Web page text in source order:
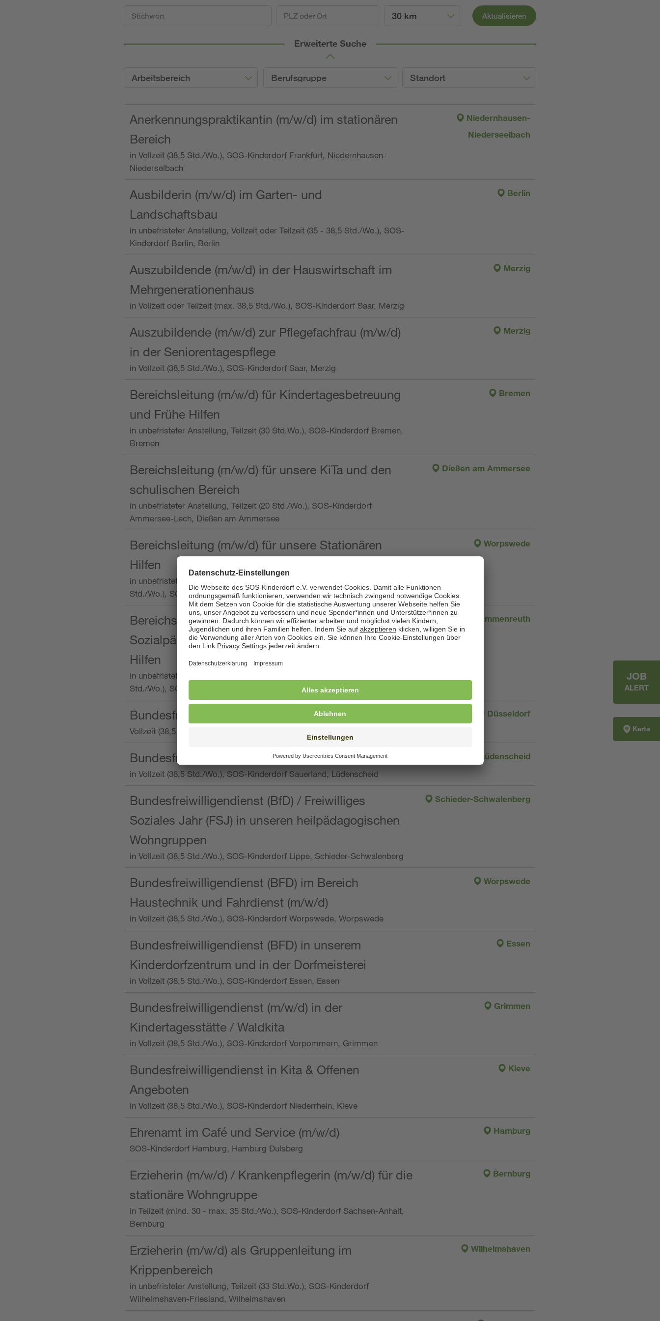
30 km Aktualisieren
Erweiterte Suche
Arbeitsbereich Berufsgruppe Standort
Anerkennungspraktikantin (m/w/d) im stationären
Bereich
in Vollzeit (38,5 Std./Wo.), SOS-Kinderdorf Frankfurt, Niedernhausen-
Niederselbach
Niedernhausen-
Niederseelbach
Ausbilderin (m/w/d) im Garten- und
Landschaftsbau
in unbefristeter Anstellung, Vollzeit oder Teilzeit (35 - 38,5 Std./Wo.), SOS-
Kinderdorf Berlin, Berlin
Berlin
Auszubildende (m/w/d) in der Hauswirtschaft im
Mehrgenerationenhaus
in Vollzeit oder Teilzeit (max. 38,5 Std./Wo.), SOS-Kinderdorf Saar, Merzig
Merzig
Auszubildende (m/w/d) zur Pflegefachfrau (m/w/d)
in der Seniorentagespflege
in Vollzeit (38,5 Std./Wo.), SOS-Kinderdorf Saar, Merzig
Merzig
Bereichsleitung (m/w/d) für Kindertagesbetreuung
und Frühe Hilfen
in unbefristeter Anstellung, Teilzeit (30 Std.Wo.), SOS-Kinderdorf Bremen,
Bremen
Bremen
Bereichsleitung (m/w/d) für unsere KiTa und den
schulischen Bereich
in unbefristeter Anstellung, Teilzeit (20 Std./Wo.), SOS-Kinderdorf
Ammersee-Lech, Dießen am Ammersee
Dießen am Ammersee
Bereichsleitung (m/w/d) für unsere Stationären
Hilfen
in unbefristeter Anstellung, Vollzeit oder Teilzeit (mind. 30 - max. 38,5
Std./Wo.), SOS-Kinderdorf Worpswede,
Worpswede
Bereichsleitung mit der Qualifikation als
Sozialpädagogin (m/w/d) und die Ambulanten
Hilfen
in unbefristeter Anstellung, Vollzeit oder Teilzeit (min. 34 bis max. 38,5
Std./Wo.), SOS-Kinderdorf Oberpfalz, Immenreuth
Immenreuth
Bundesfreiwilligendienst
Vollzeit (38,5 Stunden pro Woche), SOS-Kinderdorf Düsseldorf
Düsseldorf
Bundesfreiwilligendienst
in Vollzeit (38,5 Std./Wo.), SOS-Kinderdorf Sauerland, Lüdenscheid
Lüdenscheid
Bundesfreiwilligendienst (BfD) / Freiwilliges
Soziales Jahr (FSJ) in unseren heilpädagogischen
Wohngruppen
in Vollzeit (38,5 Std./Wo.), SOS-Kinderdorf Lippe, Schieder-Schwalenberg
Schieder-Schwalenberg
Bundesfreiwilligendienst (BFD) im Bereich
Haustechnik und Fahrdienst (m/w/d)
in Vollzeit (38,5 Std./Wo.), SOS-Kinderdorf Worpswede, Worpswede
Worpswede
Bundesfreiwilligendienst (BFD) in unserem
Kinderdorfzentrum und in der Dorfmeisterei
in Vollzeit (38,5 Std./Wo.), SOS-Kinderdorf Essen, Essen
Essen
Bundesfreiwilligendienst (m/w/d) in der
Kindertagesstätte / Waldkita
in Vollzeit (38,5 Std./Wo.), SOS-Kinderdorf Vorpommern, Grimmen
Grimmen
Bundesfreiwilligendienst in Kita & Offenen
Angeboten
in Vollzeit (38,5 Std./Wo.), SOS-Kinderdorf Niederrhein, Kleve
Kleve
Ehrenamt im Café und Service (m/w/d)
SOS-Kinderdorf Hamburg, Hamburg Dulsberg
Hamburg
Erzieherin (m/w/d) / Krankenpflegerin (m/w/d) für die
stationäre Wohngruppe
in Teilzeit (mind. 30 - max. 35 Std./Wo.), SOS-Kinderdorf Sachsen-Anhalt,
Bernburg
Bernburg
Erzieherin (m/w/d) als Gruppenleitung im
Krippenbereich
in unbefristeter Anstellung, Teilzeit (33 Std.Wo.), SOS-Kinderdorf
Wilhelmshaven-Friesland, Wilhelmshaven
Wilhelmshaven
JOB
ALERT
Karte